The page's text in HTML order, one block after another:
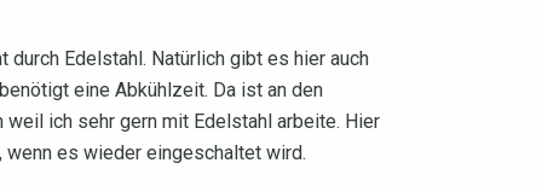
Edelstahl. Natürlich gibt es hier auch
eine Abkühlzeit. Da ist an den
ich sehr gern mit Edelstahl arbeite. Hier
wenn es wieder eingeschaltet wird.